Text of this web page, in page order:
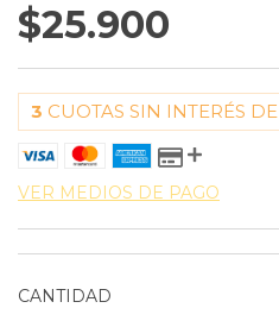
$25.900
3 CUOTAS SIN INTERÉS DE
VER MEDIOS DE PAGO
CANTIDAD